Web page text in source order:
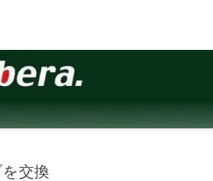
交換